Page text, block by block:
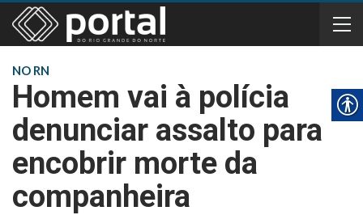
NO RN
Homem vai à polícia
denunciar assalto para
encobrir morte da
companheira